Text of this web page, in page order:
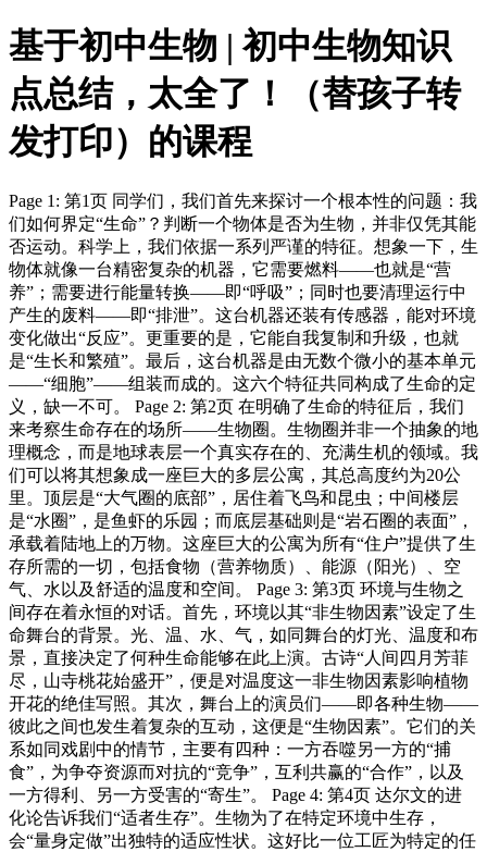
基于初中生物 | 初中生物知识
点总结，太全了！（替孩子转
发打印）的课程
Page 1: 第1页 同学们，我们首先来探讨一个根本性的问题：我
们如何界定“生命”？判断一个物体是否为生物，并非仅凭其能
否运动。科学上，我们依据一系列严谨的特征。想象一下，生
物体就像一台精密复杂的机器，它需要燃料——也就是“营
养”；需要进行能量转换——即“呼吸”；同时也要清理运行中
产生的废料——即“排泄”。这台机器还装有传感器，能对环境
变化做出“反应”。更重要的是，它能自我复制和升级，也就
是“生长和繁殖”。最后，这台机器是由无数个微小的基本单元
——“细胞”——组装而成的。这六个特征共同构成了生命的定
义，缺一不可。 Page 2: 第2页 在明确了生命的特征后，我们
来考察生命存在的场所——生物圈。生物圈并非一个抽象的地
理概念，而是地球表层一个真实存在的、充满生机的领域。我
们可以将其想象成一座巨大的多层公寓，其总高度约为20公
里。顶层是“大气圈的底部”，居住着飞鸟和昆虫；中间楼层
是“水圈”，是鱼虾的乐园；而底层基础则是“岩石圈的表面”，
承载着陆地上的万物。这座巨大的公寓为所有“住户”提供了生
存所需的一切，包括食物（营养物质）、能源（阳光）、空
气、水以及舒适的温度和空间。 Page 3: 第3页 环境与生物之
间存在着永恒的对话。首先，环境以其“非生物因素”设定了生
命舞台的背景。光、温、水、气，如同舞台的灯光、温度和布
景，直接决定了何种生命能够在此上演。古诗“人间四月芳菲
尽，山寺桃花始盛开”，便是对温度这一非生物因素影响植物
开花的绝佳写照。其次，舞台上的演员们——即各种生物——
彼此之间也发生着复杂的互动，这便是“生物因素”。它们的关
系如同戏剧中的情节，主要有四种：一方吞噬另一方的“捕
食”，为争夺资源而对抗的“竞争”，互利共赢的“合作”，以及
一方得利、另一方受害的“寄生”。 Page 4: 第4页 达尔文的进
化论告诉我们“适者生存”。生物为了在特定环境中生存，
会“量身定做”出独特的适应性状。这好比一位工匠为特定的任